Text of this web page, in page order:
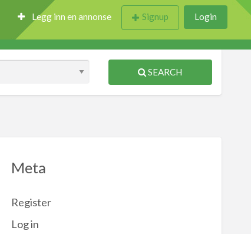
Legg inn en annonse Signup Login
SEARCH
Meta
Register
Log in